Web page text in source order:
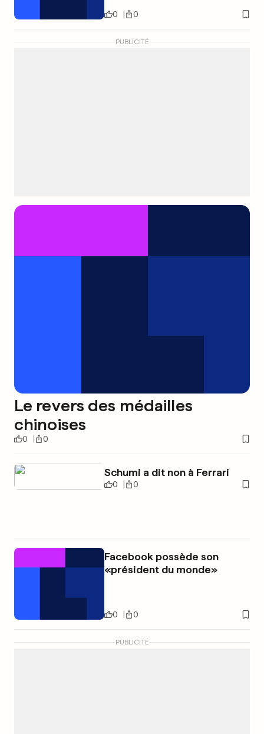
0 0
PUBLICITÉ
Le revers des médailles
chinoises
0 0
Schumi a dit non à Ferrari
0 0
Facebook possède son
«président du monde»
0 0
PUBLICITÉ